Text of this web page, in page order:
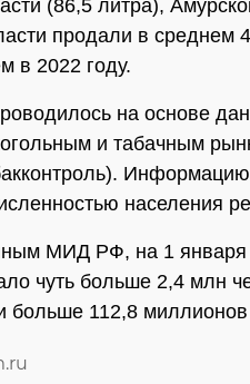
(86,5 литра),
продали в среднем
в 2022 году.
на основе
и табачным
населения
МИД РФ, на 1 января
чуть больше 2,4 млн
больше 112,8